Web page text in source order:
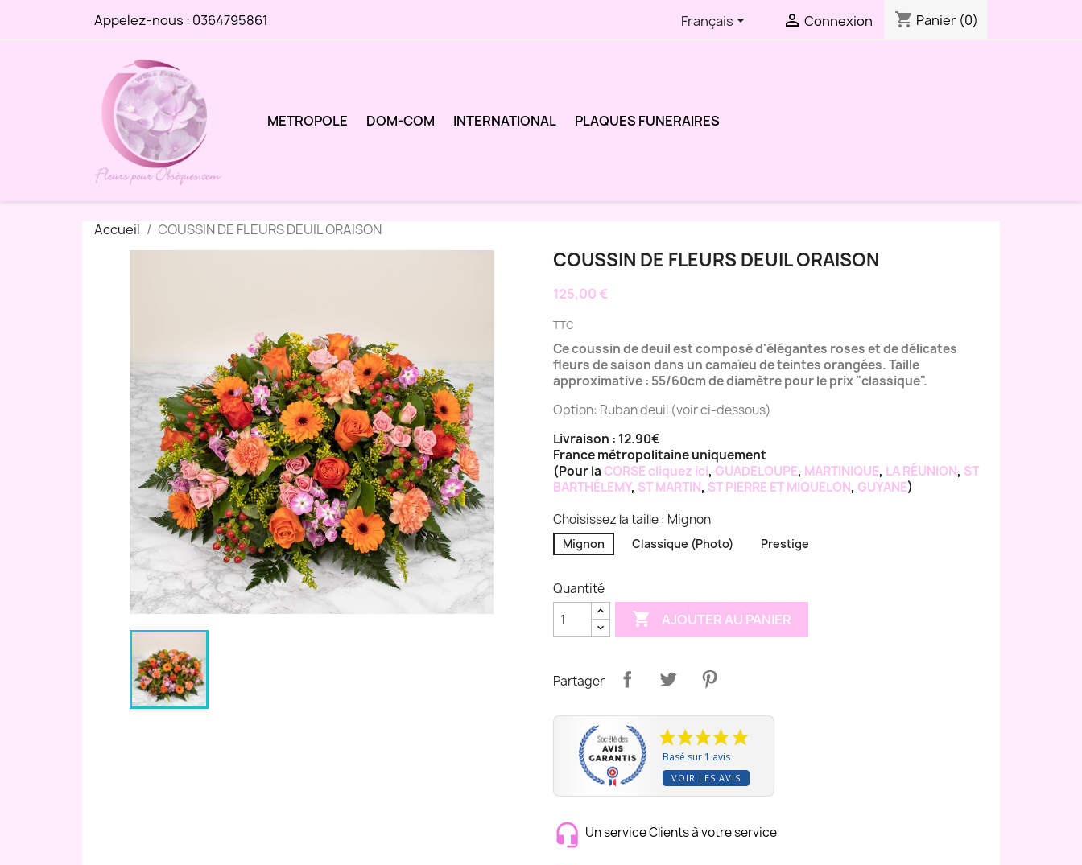
Appelez-nous : 0364795861 Français  Connexion shopping_cart Panier (0)
METROPOLE DOM-COM INTERNATIONAL PLAQUES FUNERAIRES
Accueil COUSSIN DE FLEURS DEUIL ORAISON
COUSSIN DE FLEURS DEUIL ORAISON
125,00 €
TTC
Ce coussin de deuil est composé d'élégantes roses et de délicates
fleurs de saison dans un camaïeu de teintes orangées. Taille
approximative : 55/60cm de diamètre pour le prix "classique".
Option: Ruban deuil (voir ci-dessous)
Livraison : 12.90€
France métropolitaine uniquement
(Pour la CORSE cliquez ici, GUADELOUPE, MARTINIQUE, LA RÉUNION, ST
BARTHÉLEMY, ST MARTIN, ST PIERRE ET MIQUELON, GUYANE)
Choisissez la taille : Mignon
Mignon Classique (Photo) Prestige
Quantité
 AJOUTER AU PANIER
Partager
Basé sur 1 avis
VOIR LES AVIS
Un service Clients à votre service